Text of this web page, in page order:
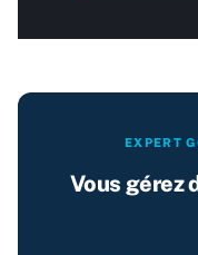
EXPERT
Vous gérez